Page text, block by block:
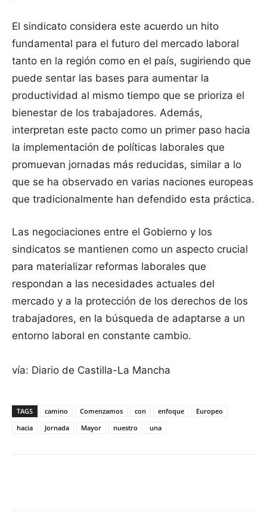
El sindicato considera este acuerdo un hito
fundamental para el futuro del mercado laboral
tanto en la región como en el país, sugiriendo que
puede sentar las bases para aumentar la
productividad al mismo tiempo que se prioriza el
bienestar de los trabajadores. Además,
interpretan este pacto como un primer paso hacia
la implementación de políticas laborales que
promuevan jornadas más reducidas, similar a lo
que se ha observado en varias naciones europeas
que tradicionalmente han defendido esta práctica.
Las negociaciones entre el Gobierno y los
sindicatos se mantienen como un aspecto crucial
para materializar reformas laborales que
respondan a las necesidades actuales del
mercado y a la protección de los derechos de los
trabajadores, en la búsqueda de adaptarse a un
entorno laboral en constante cambio.
vía: Diario de Castilla-La Mancha
TAGS camino Comenzamos con enfoque
Europeo
hacia
Jornada Mayor nuestro una